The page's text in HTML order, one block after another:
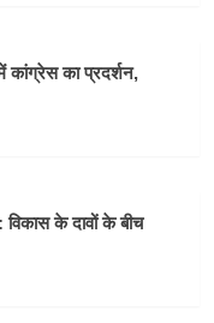
कांग्रेस का प्रदर्शन,
विकास के दावों के बीच